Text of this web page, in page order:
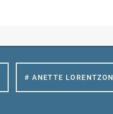
# ANETTE LORENTZON